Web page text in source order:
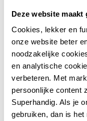
Deze website
Cookies, lekker en
onze website beter
noodzakelijke
en analytische
verbeteren. Met
persoonlijke content
Superhandig. Als je
gebruiken, dan is